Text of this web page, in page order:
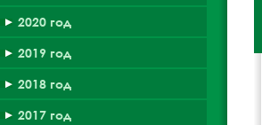
2020 год
2019 год
2018 год
2017 год